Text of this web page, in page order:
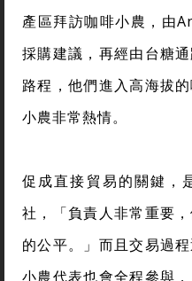
產區拜訪咖啡小農，由
採購建議，再經由台糖
路程，他們進入高海拔
小農非常熱情。
促成直接貿易的關鍵，
社，「負責人非常重要
的公平。」而且交易過
小農代表也會全程參與